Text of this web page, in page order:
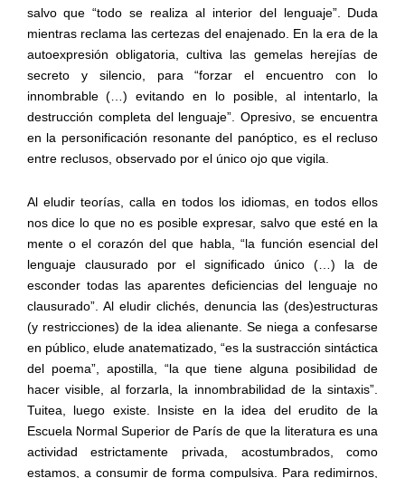
salvo que “todo se realiza al interior del lenguaje”. Duda
mientras reclama las certezas del enajenado. En la era de la
autoexpresión obligatoria, cultiva las gemelas herejías de
secreto y silencio, para “forzar el encuentro con lo
innombrable (…) evitando en lo posible, al intentarlo, la
destrucción completa del lenguaje”. Opresivo, se encuentra
en la personificación resonante del panóptico, es el recluso
entre reclusos, observado por el único ojo que vigila.
Al eludir teorías, calla en todos los idiomas, en todos ellos
nos dice lo que no es posible expresar, salvo que esté en la
mente o el corazón del que habla, “la función esencial del
lenguaje clausurado por el significado único (…) la de
esconder todas las aparentes deficiencias del lenguaje no
clausurado”. Al eludir clichés, denuncia las (des)estructuras
(y restricciones) de la idea alienante. Se niega a confesarse
en público, elude anatematizado, “es la sustracción sintáctica
del poema”, apostilla, “la que tiene alguna posibilidad de
hacer visible, al forzarla, la innombrabilidad de la sintaxis”.
Tuitea, luego existe. Insiste en la idea del erudito de la
Escuela Normal Superior de París de que la literatura es una
actividad estrictamente privada, acostumbrados, como
estamos, a consumir de forma compulsiva. Para redimirnos,